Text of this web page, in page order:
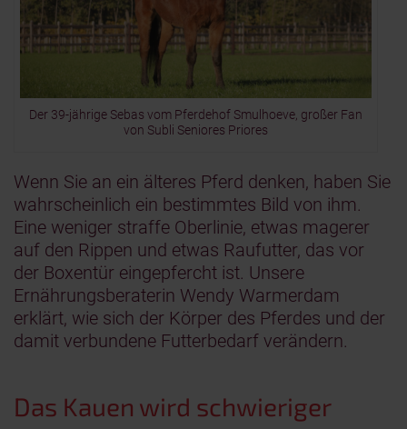
Der 39-jährige Sebas vom Pferdehof Smulhoeve, großer Fan
von Subli Seniores Priores
Wenn Sie an ein älteres Pferd denken, haben Sie
wahrscheinlich ein bestimmtes Bild von ihm.
Eine weniger straffe Oberlinie, etwas magerer
auf den Rippen und etwas Raufutter, das vor
der Boxentür eingepfercht ist. Unsere
Ernährungsberaterin Wendy Warmerdam
erklärt, wie sich der Körper des Pferdes und der
damit verbundene Futterbedarf verändern.
Das Kauen wird schwieriger